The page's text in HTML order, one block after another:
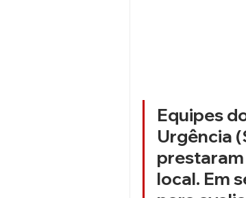
Equipes
Urgência
local. Em